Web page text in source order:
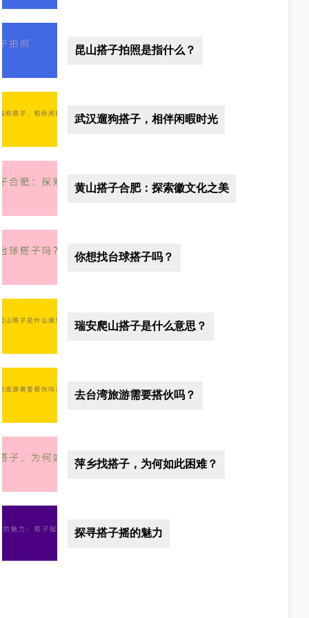
昆山搭子拍照是指什么？
武汉遛狗搭子，相伴闲暇时光
黄山搭子合肥：探索徽文化之美
你想找台球搭子吗？
瑞安爬山搭子是什么意思？
去台湾旅游需要搭伙吗？
萍乡找搭子，为何如此困难？
探寻搭子摇的魅力